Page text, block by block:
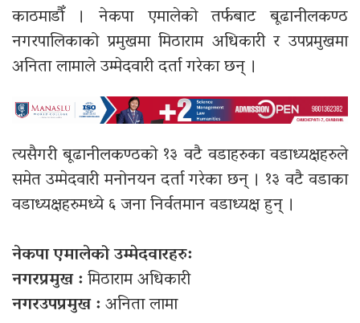
काठमाडौँ । नेकपा एमालेको तर्फबाट बूढानीलकण्ठ
नगरपालिकाको प्रमुखमा मिठाराम अधिकारी र उपप्रमुखमा
अनिता लामाले उम्मेदवारी दर्ता गरेका छन् ।
त्यसैगरी बूढानीलकण्ठको १३ वटै वडाहरुका वडाध्यक्षहरुले
समेत उम्मेदवारी मनोनयन दर्ता गरेका छन् । १३ वटै वडाका
वडाध्यक्षहरुमध्ये ६ जना निर्वतमान वडाध्यक्ष हुन् ।
नेकपा एमालेको उम्मेदवारहरु:
नगरप्रमुख :मिठाराम अधिकारी
नगरउपप्रमुख :अनिता लामा